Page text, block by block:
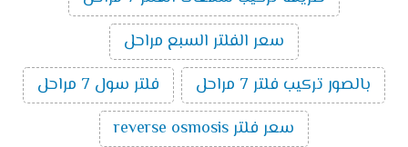
سعر الفلتر السبع مراحل
بالصور تركيب فلتر 7 مراحل
فلتر سول 7 مراحل
سعر فلتر reverse osmosis